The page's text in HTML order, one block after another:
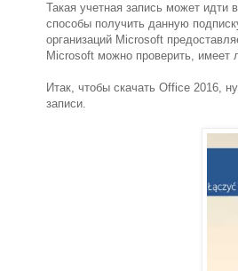
Такая учетная запись может идти
способы получить данную
организаций Microsoft
Microsoft можно проверить, имеет
Итак, чтобы скачать Office 2016,
записи.